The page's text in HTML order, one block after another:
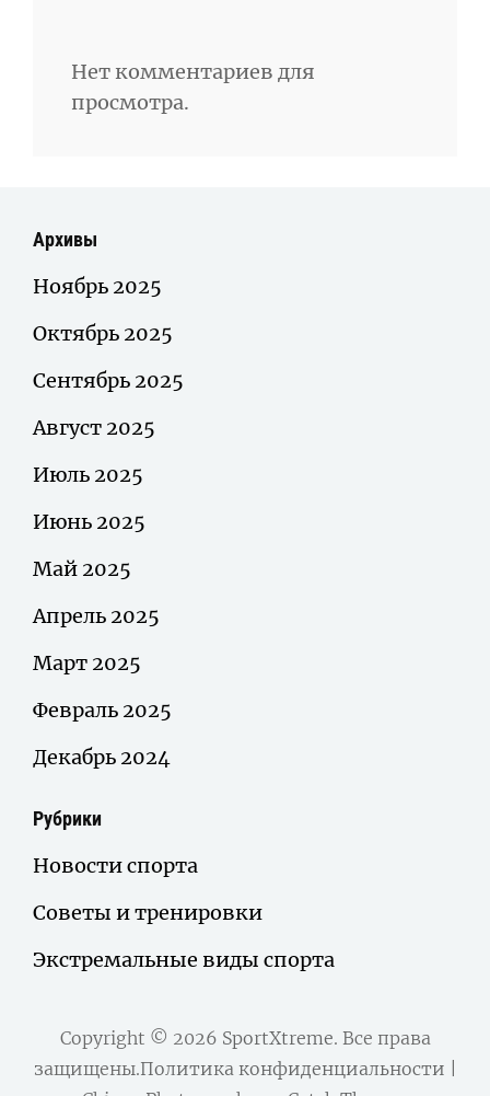
Нет комментариев для
просмотра.
Архивы
Ноябрь 2025
Октябрь 2025
Сентябрь 2025
Август 2025
Июль 2025
Июнь 2025
Май 2025
Апрель 2025
Март 2025
Февраль 2025
Декабрь 2024
Рубрики
Новости спорта
Советы и тренировки
Экстремальные виды спорта
Copyright © 2026 SportXtreme. Все права
защищены.Политика конфиденциальности